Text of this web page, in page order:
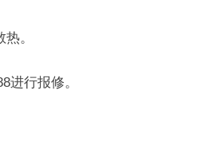
。
进行报修。